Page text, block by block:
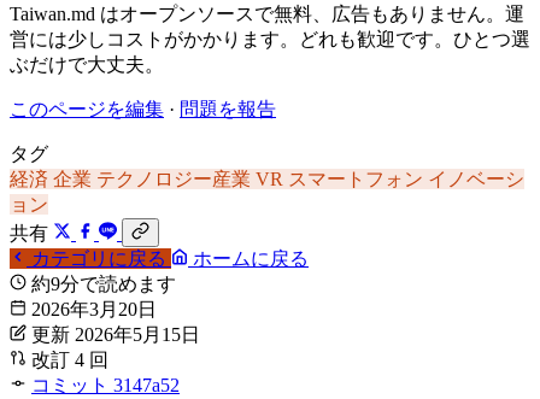
Taiwan.md はオープンソースで無料、広告もありません。運
営には少しコストがかかります。どれも歓迎です。ひとつ選
ぶだけで大丈夫。
このページを編集 · 問題を報告
タグ
経済 企業 テクノロジー産業 VR スマートフォン イノベーシ
ョン
共有
カテゴリに戻る
ホームに戻る
約9分で読めます
2026年3月20日
更新 2026年5月15日
改訂 4 回
コミット 3147a52